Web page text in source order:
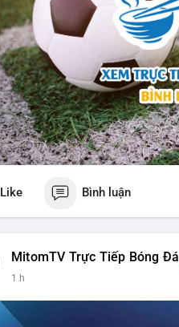
Like Bình luận
MitomTV Trực Tiếp Bóng Đá
1 h